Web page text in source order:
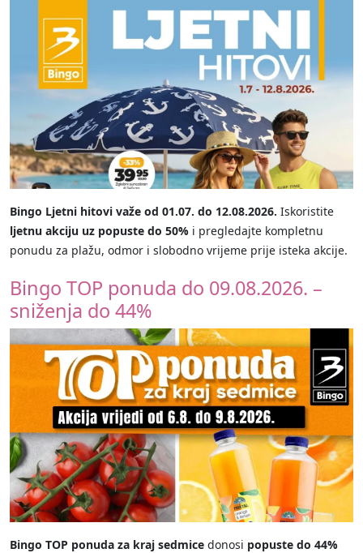
Bingo Ljetni hitovi važe od 01.07. do 12.08.2026. Iskoristite
ljetnu akciju uz popuste do 50% i pregledajte kompletnu
ponudu za plažu, odmor i slobodno vrijeme prije isteka akcije.
Bingo TOP ponuda do 09.08.2026. –
sniženja do 44%
Bingo TOP ponuda za kraj sedmice donosi popuste do 44%